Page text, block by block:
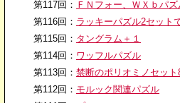
第117回： ＦＮフォー、ＷＸｂパズ
第116回： ラッキーパズル2セット
第115回： タングラム＋１
第114回： ワッフルパズル
第113回： 禁断のポリオミノセット
第112回： モルック関連パズル